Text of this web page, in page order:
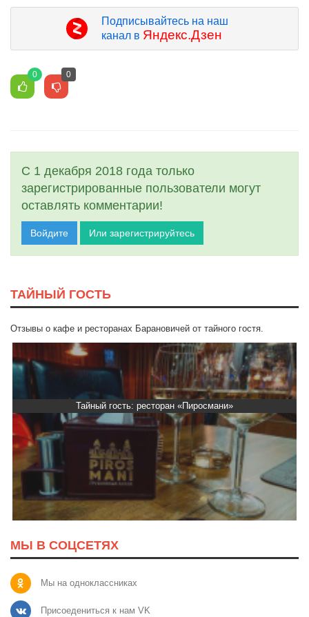
Подписывайтесь на наш
канал в Яндекс.Дзен
0 0
С 1 декабря 2018 года только
зарегистрированные пользователи могут
оставлять комментарии!
Войдите Или зарегистрируйтесь
ТАЙНЫЙ ГОСТЬ
Отзывы о кафе и ресторанах Барановичей от тайного гостя.
Тайный гость: ресторан «Пиросмани»
МЫ В СОЦСЕТЯХ
Мы на одноклассниках
Присоедениться к нам VK